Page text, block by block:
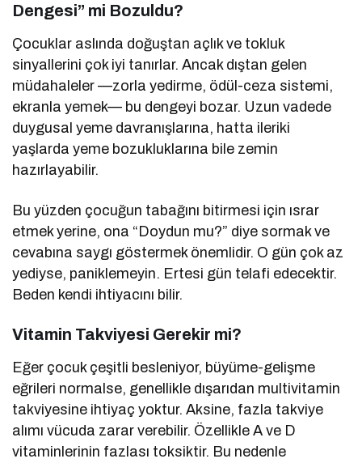
Dengesi” mi Bozuldu?
Çocuklar aslında doğuştan açlık ve tokluk
sinyallerini çok iyi tanırlar. Ancak dıştan gelen
müdahaleler —zorla yedirme, ödül-ceza sistemi,
ekranla yemek— bu dengeyi bozar. Uzun vadede
duygusal yeme davranışlarına, hatta ileriki
yaşlarda yeme bozukluklarına bile zemin
hazırlayabilir.
Bu yüzden çocuğun tabağını bitirmesi için ısrar
etmek yerine, ona “Doydun mu?” diye sormak ve
cevabına saygı göstermek önemlidir. O gün çok az
yediyse, paniklemeyin. Ertesi gün telafi edecektir.
Beden kendi ihtiyacını bilir.
Vitamin Takviyesi Gerekir mi?
Eğer çocuk çeşitli besleniyor, büyüme-gelişme
eğrileri normalse, genellikle dışarıdan multivitamin
takviyesine ihtiyaç yoktur. Aksine, fazla takviye
alımı vücuda zarar verebilir. Özellikle A ve D
vitaminlerinin fazlası toksiktir. Bu nedenle